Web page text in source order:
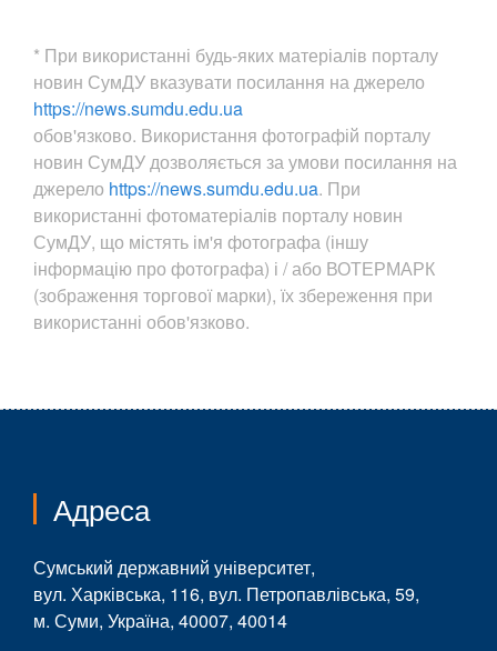
* При використанні будь-яких матеріалів порталу
новин СумДУ вказувати посилання на джерело
https://news.sumdu.edu.ua
обов'язково. Використання фотографій порталу
новин СумДУ дозволяється за умови посилання на
джерело https://news.sumdu.edu.ua. При
використанні фотоматеріалів порталу новин
СумДУ, що містять ім'я фотографа (іншу
інформацію про фотографа) і / або ВОТЕРМАРК
(зображення торгової марки), їх збереження при
використанні обов'язково.
Адреса
Сумський державний університет,
вул. Харківська, 116, вул. Петропавлівська, 59,
м. Суми, Україна, 40007, 40014